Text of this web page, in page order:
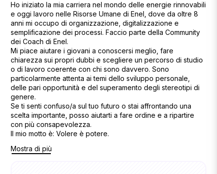
Ho iniziato la mia carriera nel mondo delle energie rinnovabili
e oggi lavoro nelle Risorse Umane di Enel, dove da oltre 8
anni mi occupo di organizzazione, digitalizzazione e
semplificazione dei processi. Faccio parte della Community
dei Coach di Enel.
Mi piace aiutare i giovani a conoscersi meglio, fare
chiarezza sui propri dubbi e scegliere un percorso di studio
o di lavoro coerente con chi sono davvero. Sono
particolarmente attenta ai temi dello sviluppo personale,
delle pari opportunità e del superamento degli stereotipi di
genere.
Se ti senti confuso/a sul tuo futuro o stai affrontando una
scelta importante, posso aiutarti a fare ordine e a ripartire
con più consapevolezza.
Il mio motto è: Volere è potere.
Mostra di più